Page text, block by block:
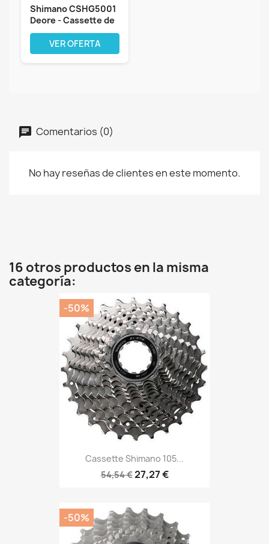
Shimano CSHG5001
Deore - Cassette de
Piñones...
VER OFERTA
Comentarios (0)
No hay reseñas de clientes en este momento.
16 otros productos en la misma
categoría:
Cassette Shimano 105...
54,54 €27,27 €
-50%
-50%